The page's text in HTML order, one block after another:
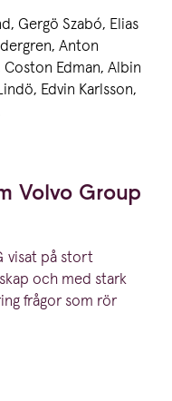
Gergö Szabó, Elias
Anton
Edman, Albin
Edvin Karlsson,
Volvo Group
visat på stort
och med stark
frågor som rör